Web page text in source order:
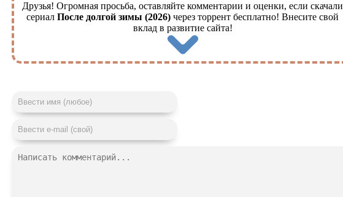
Друзья! Огромная просьба, оставляйте комментарии и оценки, если скачали
сериал После долгой зимы (2026) через торрент бесплатно! Внесите свой
вклад в развитие сайта!